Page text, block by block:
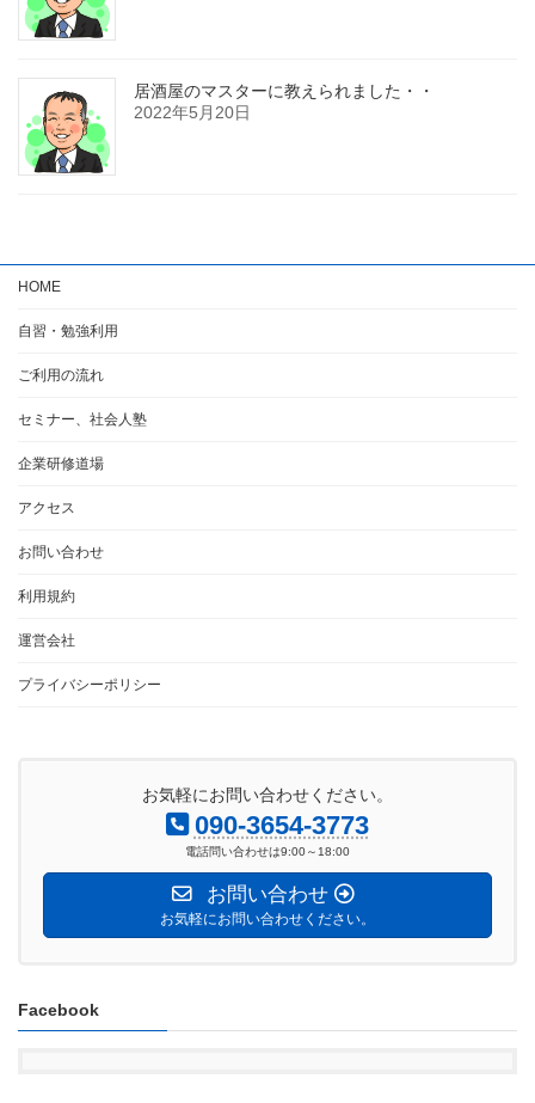
居酒屋のマスターに教えられました・・
2022年5月20日
HOME
自習・勉強利用
ご利用の流れ
セミナー、社会人塾
企業研修道場
アクセス
お問い合わせ
利用規約
運営会社
プライバシーポリシー
お気軽にお問い合わせください。
090-3654-3773
電話問い合わせは9:00～18:00
お問い合わせ
お気軽にお問い合わせください。
Facebook